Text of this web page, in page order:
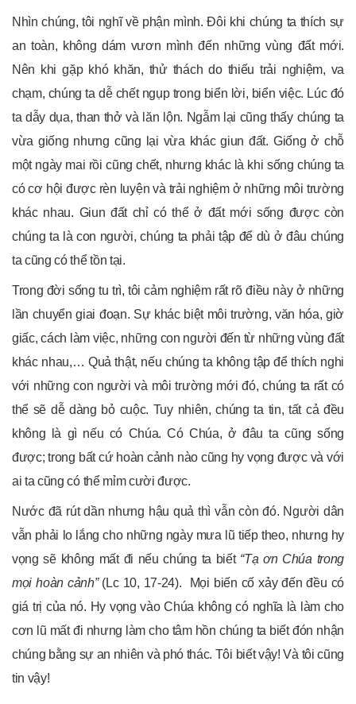
Nhìn chúng, tôi nghĩ về phận mình. Đôi khi chúng ta thích sự
an toàn, không dám vươn mình đến những vùng đất mới.
Nên khi gặp khó khăn, thử thách do thiếu trải nghiệm, va
chạm, chúng ta dễ chết ngụp trong biển lời, biển việc. Lúc đó
ta dẫy dụa, than thở và lăn lộn. Ngẫm lại cũng thấy chúng ta
vừa giống nhưng cũng lại vừa khác giun đất. Giống ở chỗ
một ngày mai rồi cũng chết, nhưng khác là khi sống chúng ta
có cơ hội được rèn luyện và trải nghiệm ở những môi trường
khác nhau. Giun đất chỉ có thể ở đất mới sống được còn
chúng ta là con người, chúng ta phải tập để dù ở đâu chúng
ta cũng có thể tồn tại.
Trong đời sống tu trì, tôi cảm nghiệm rất rõ điều này ở những
lần chuyển giai đoạn. Sự khác biệt môi trường, văn hóa, giờ
giấc, cách làm việc, những con người đến từ những vùng đất
khác nhau,… Quả thật, nếu chúng ta không tập để thích nghi
với những con người và môi trường mới đó, chúng ta rất có
thể sẽ dễ dàng bỏ cuộc. Tuy nhiên, chúng ta tin, tất cả đều
không là gì nếu có Chúa. Có Chúa, ở đâu ta cũng sống
được; trong bất cứ hoàn cảnh nào cũng hy vọng được và với
ai ta cũng có thể mỉm cười được.
Nước đã rút dần nhưng hậu quả thì vẫn còn đó. Người dân
vẫn phải lo lắng cho những ngày mưa lũ tiếp theo, nhưng hy
vọng sẽ không mất đi nếu chúng ta biết “Tạ ơn Chúa trong
mọi hoàn cảnh”(Lc 10, 17-24). Mọi biến cố xảy đến đều có
giá trị của nó. Hy vọng vào Chúa không có nghĩa là làm cho
cơn lũ mất đi nhưng làm cho tâm hồn chúng ta biết đón nhận
chúng bằng sự an nhiên và phó thác. Tôi biết vậy! Và tôi cũng
tin vậy!